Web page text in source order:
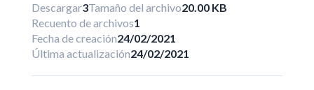
Descargar3Tamaño del archivo20.00 KB
Recuento de archivos1
Fecha de creación24/02/2021
Última actualización24/02/2021